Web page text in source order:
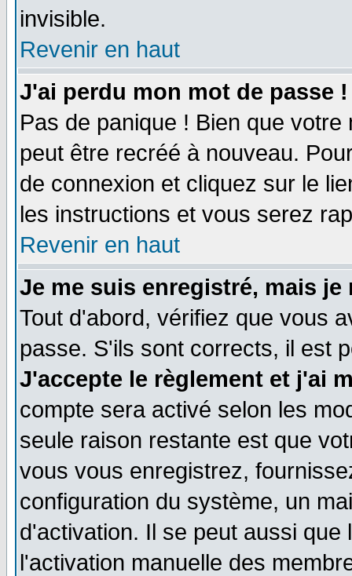
invisible.
Revenir en haut
J'ai perdu mon mot de passe !
Pas de panique ! Bien que
peut être recréé à nouveau.
de connexion et cliquez sur le
les instructions et vous serez
Revenir en haut
Je me suis enregistré, mais
Tout d'abord, vérifiez que vous
passe. S'ils sont corrects, il est
J'accepte le règlement et j'ai
compte sera activé selon les
seule raison restante est que
vous vous enregistrez,
configuration du système, un
d'activation. Il se peut aussi
l'activation manuelle des